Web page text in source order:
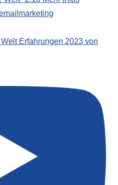
Erfahrungen 2023 von